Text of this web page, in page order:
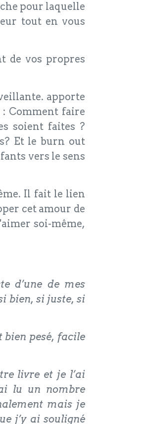
pour laquelle
tout en vous
de vos propres
apporte
: Comment faire
soient faites ?
Et le burn out
vers le sens
Il fait le lien
cet amour de
soi-même,
d’une de mes
bien, si juste, si
bien pesé, facile
livre et je l’ai
lu un nombre
mais je
j’y ai souligné